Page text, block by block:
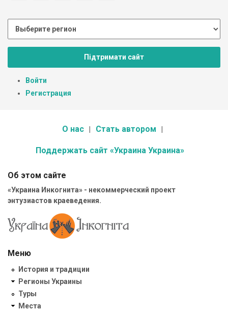
Підтримати сайт
Войти
Регистрация
О нас Стать автором
Поддержать сайт «Украина Украина»
Об этом сайте
«Украина Инкогнита» - некоммерческий проект
энтузиастов краеведения.
Меню
История и традиции
Регионы Украины
Туры
Места